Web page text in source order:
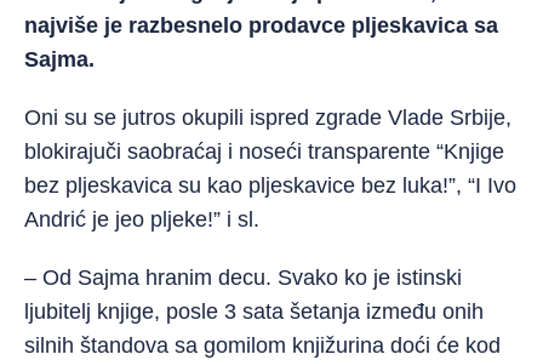
najviše je razbesnelo prodavce pljeskavica sa
Sajma.
Oni su se jutros okupili ispred zgrade Vlade Srbije,
blokirajuči saobraćaj i noseći transparente “Knjige
bez pljeskavica su kao pljeskavice bez luka!”, “I Ivo
Andrić je jeo pljeke!” i sl.
– Od Sajma hranim decu. Svako ko je istinski
ljubitelj knjige, posle 3 sata šetanja između onih
silnih štandova sa gomilom knjižurina doći će kod